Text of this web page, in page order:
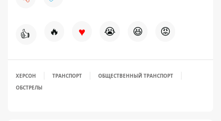
👍 🔥 ♥ 😭 😆 😡
ХЕРСОН ТРАНСПОРТ
ОБЩЕСТВЕННЫЙ ТРАНСПОРТ
ОБСТРЕЛЫ